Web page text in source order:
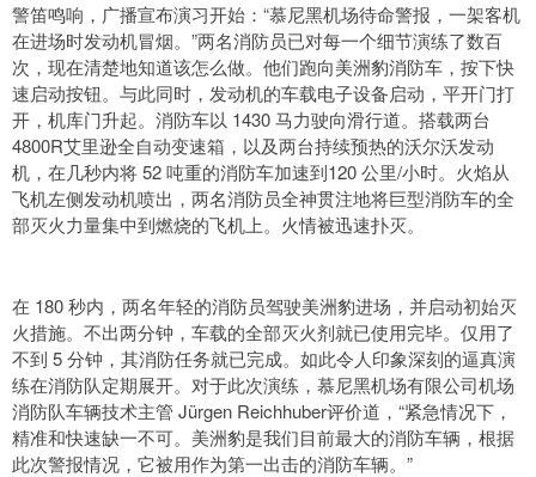
警笛鸣响，广播宣布演习开始：“慕尼黑机场待命警报，一架客机
在进场时发动机冒烟。”两名消防员已对每一个细节演练了数百
次，现在清楚地知道该怎么做。他们跑向美洲豹消防车，按下快
速启动按钮。与此同时，发动机的车载电子设备启动，平开门打
开，机库门升起。消防车以 1430 马力驶向滑行道。搭载两台
4800R艾里逊全自动变速箱，以及两台持续预热的沃尔沃发动
机，在几秒内将 52 吨重的消防车加速到120 公里/小时。火焰从
飞机左侧发动机喷出，两名消防员全神贯注地将巨型消防车的全
部灭火力量集中到燃烧的飞机上。火情被迅速扑灭。
在 180 秒内，两名年轻的消防员驾驶美洲豹进场，并启动初始灭
火措施。不出两分钟，车载的全部灭火剂就已使用完毕。仅用了
不到 5 分钟，其消防任务就已完成。如此令人印象深刻的逼真演
练在消防队定期展开。对于此次演练，慕尼黑机场有限公司机场
消防队车辆技术主管 Jürgen Reichhuber评价道，“紧急情况下，
精准和快速缺一不可。美洲豹是我们目前最大的消防车辆，根据
此次警报情况，它被用作为第一出击的消防车辆。”